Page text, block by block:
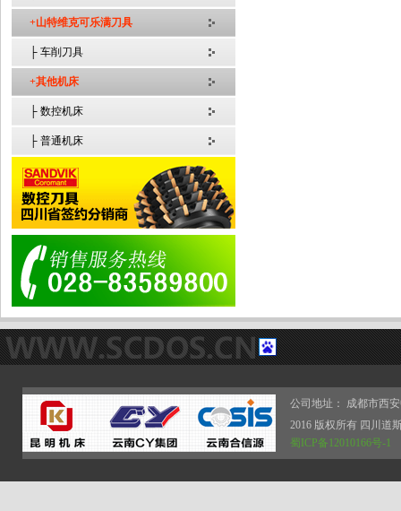
+山特维克可乐满刀具
├ 车削刀具
+其他机床
├ 数控机床
├ 普通机床
公司地址： 成都市西
2016 版权所有 四川道
蜀ICP备12010166号-1